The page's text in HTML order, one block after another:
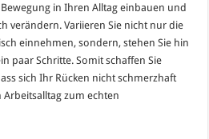
in Ihren Alltag einbauen und
verändern. Variieren Sie nicht nur die
einnehmen, sondern, stehen Sie hin
paar Schritte. Somit schaffen Sie
sich Ihr Rücken nicht schmerzhaft
zum echten